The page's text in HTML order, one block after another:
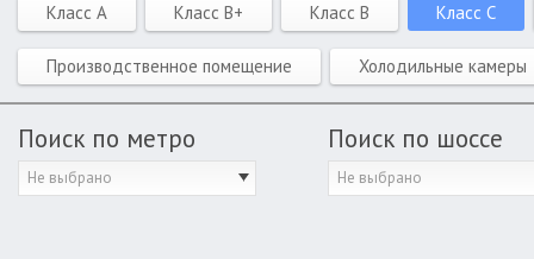
Класс A Класс B+ Класс B Класс C
Производственное помещение Холодильные камеры
Поиск по метро
Не выбрано
Поиск по шоссе
Не выбрано